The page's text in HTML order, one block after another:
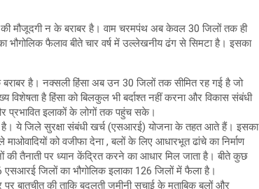
की मौजूदगी न के बराबर है। वाम चरमपंथ अब केवल 30 जिलों तक ही
भौगोलिक फैलाव बीते चार वर्ष में उल्लेखनीय ढंग से सिमटा है। इसका
बराबर है। नक्सली हिंसा अब उन 30 जिलों तक सीमित रह गई है जो
विशेषता है हिंसा को बिलकुल भी बर्दाश्त नहीं करना और विकास संबंधी
प्रभावित इलाकों के लोगों तक पहुंच सके।
है। ये जिले सुरक्षा संबंधी खर्च (एसआरई) योजना के तहत आते हैं। इसका
को वजीफा देना , बलों के लिए आधारभूत ढांचे का निर्माण
तैनाती पर ध्यान केंद्रित करने का आधार मिल जाता है। बीते कुछ
एसआरई जिलों का भौगोलिक इलाका 126 जिलों में फैला है।
बातचीत की ताकि बदलती जमीनी सचाई के मुताबिक बलों और